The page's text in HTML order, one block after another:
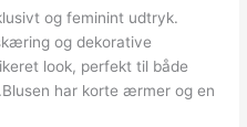
og feminint udtryk.
og dekorative
look, perfekt til både
har korte ærmer og en